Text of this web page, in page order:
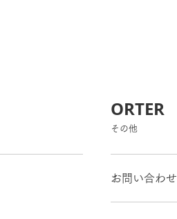
ORTER
その他
お問い合わせ